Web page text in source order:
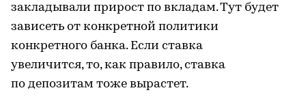
закладывали прирост по вкладам. Тут будет
зависеть от конкретной политики
конкретного банка. Если ставка
увеличится, то, как правило, ставка
по депозитам тоже вырастет.